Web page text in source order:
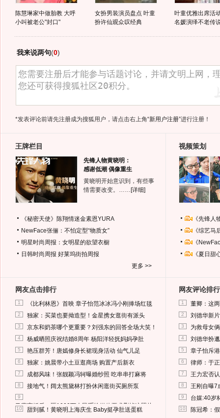
陈慧琳家中做胎教 大呼
小叫被老公"封口"
女扮男装演员盘点 叶童
扮许仙观众叹经典
叶童优雅出席活
名媛演绎不老传
我来说两句(0)
*发表评论前请先注册成为搜狐用户，请点击右上角“新用户注册”进行注册！
王牌栏目
先锋人物黄晓明：
感谢低潮 偶像重生
黄晓明开始意识到，有些事
情需要改变。…… [详细]
《秘密天使》陈翔情迷金素恩YURA
NewFace张俪：不怕定型“物质女”
明星时尚周报：女明星的欲望衣橱
日韩时尚周报 好莱坞街拍周报
更多 >>
视频策划
《先锋
《综艺
《
《夏日
网友点击排行
1 《比利林恩》首映 章子怡范冰冰冯小刚捧场红毯
2 独家：买菜也要拗造型！金星携女逛街有派头
3 京东和奶茶哪个更重要？刘强东的回答全场大笑！
4 杨威晒照庆祝结婚8周年 杨阳洋轻抚妈妈孕肚
5 艳压群芳！唐嫣修身长裙现身活动 仙气儿足
6 独家：姚晨带小土豆逛商场 购置产后新衣
7 成都风味！张靓颖冯轲曝婚纱照 吃串串打麻将
8 接地气！阔太熊黛林打扮休闲逛街买厕所泵
9
马蓉离婚后，砸1000万人民币给媒体要求删掉这照片
10 甜到腻！黄晓明上海庆生 Baby挺孕肚送蛋糕
网友评论排行
1 董卿：这
2 刘德华新
3 为救母女
4 刘德华扮
5 章子怡斥
6 律师：于
7 王力宏否
8 王刚自曝7
9 台媒:40岁
10 陈冠希：